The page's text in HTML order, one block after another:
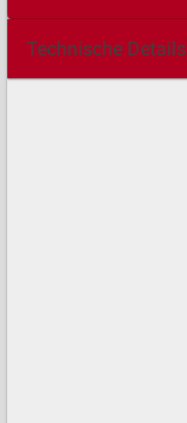
Technische Details